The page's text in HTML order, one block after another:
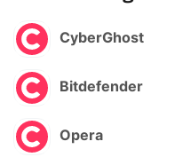
CyberGhost
Bitdefender
Opera